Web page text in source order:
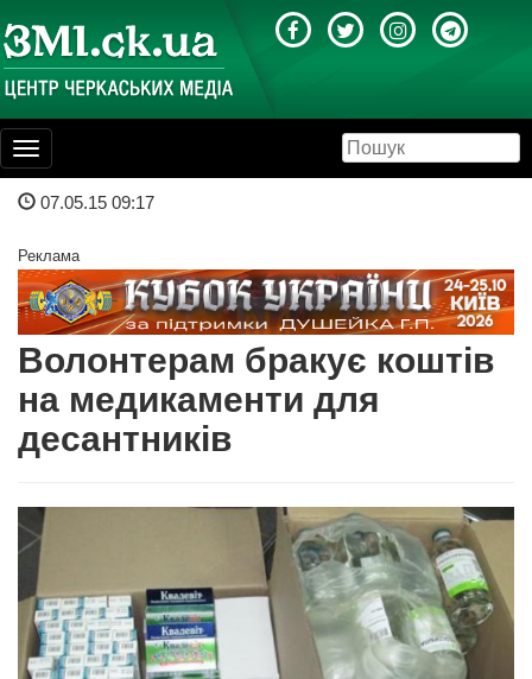
Toggle
navigation
07.05.15 09:17
Реклама
Волонтерам бракує коштів
на медикаменти для
десантників